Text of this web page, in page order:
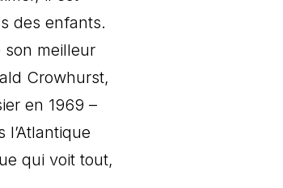
des enfants.
son meilleur
Crowhurst,
en 1969 –
qui voit tout,